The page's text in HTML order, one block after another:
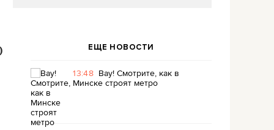
ЕЩЕ НОВОСТИ
13:48 Вау! Смотрите, как в
Минске строят метро